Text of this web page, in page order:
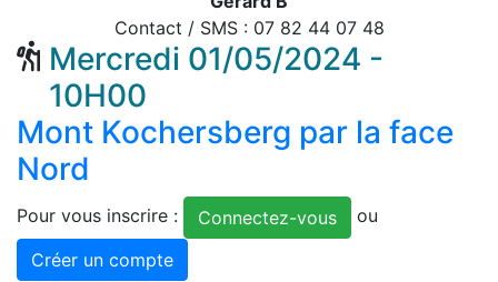
Contact / SMS : 07 82 44 07 48
Mercredi 01/05/2024 -
10H00
Mont Kochersberg par la face
Nord
Pour vous inscrire : Connectez-vous
ou
Créer un compte